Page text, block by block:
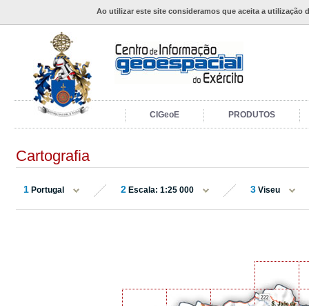
Ao utilizar este site consideramos que aceita a utilização
CIGeoE PRODUTOS
Cartografia
1 Portugal 2 Escala: 1:25 000 3 Viseu